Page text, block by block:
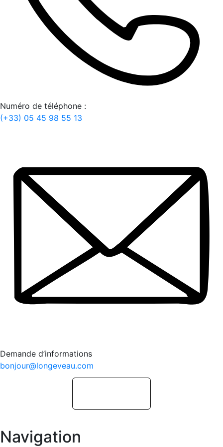
Numéro de téléphone :
(+33) 05 45 98 55 13
Demande d’informations
bonjour@longeveau.com
Navigation